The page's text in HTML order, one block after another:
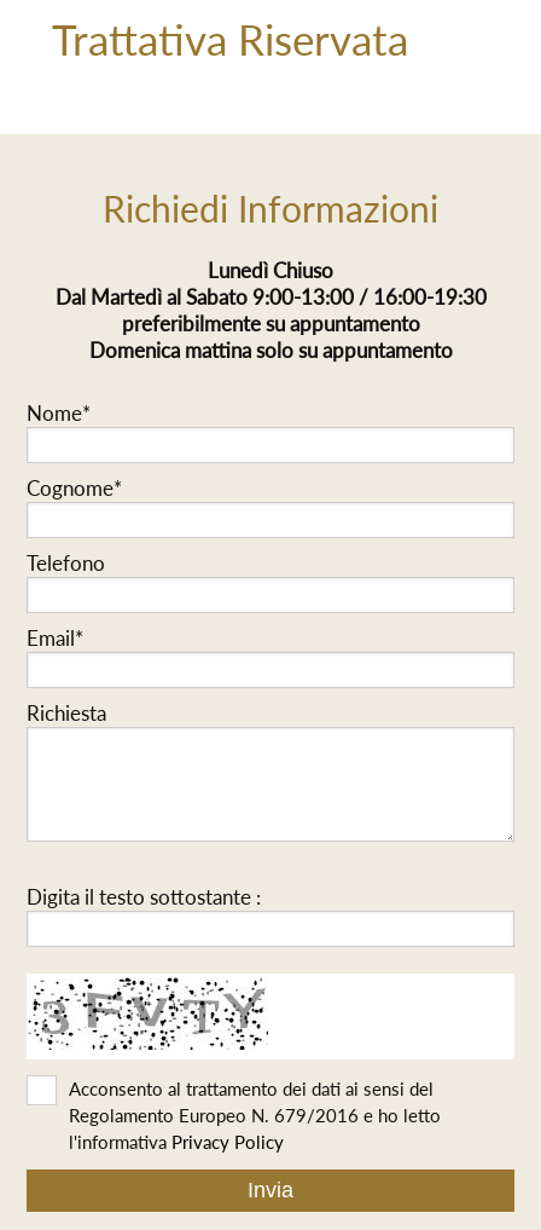
Trattativa Riservata
Richiedi Informazioni
Lunedì Chiuso
Dal Martedì al Sabato 9:00-13:00 / 16:00-19:30
preferibilmente su appuntamento
Domenica mattina solo su appuntamento
Nome*
Cognome*
Telefono
Email*
Richiesta
Digita il testo sottostante :
Acconsento al trattamento dei dati ai sensi del
Regolamento Europeo N. 679/2016 e ho letto
l'informativa Privacy Policy